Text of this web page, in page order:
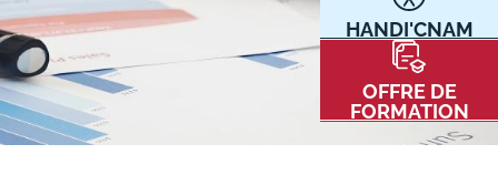
HANDI'CNAM
OFFRE DE
FORMATION
Communication
Kits communications Cnam
Fiche contact salons, forums,